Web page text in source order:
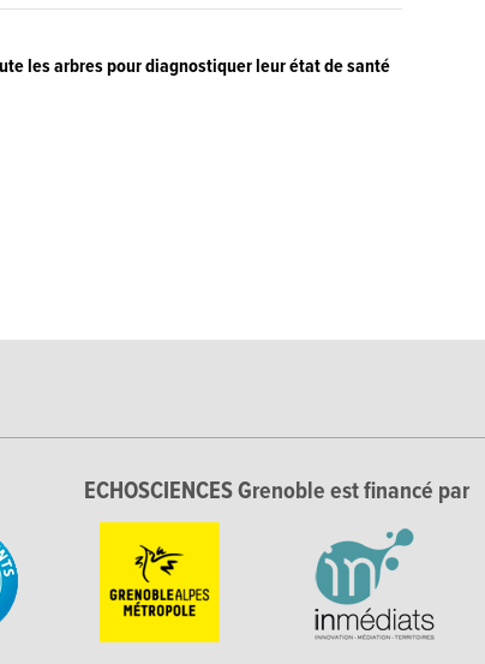
les arbres pour diagnostiquer leur état de santé
ECHOSCIENCES Grenoble est financé par